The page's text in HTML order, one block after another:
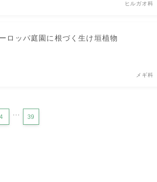
ヒルガオ科
ロッパ庭園に根づく生け垣植物
メギ科
4 … 39